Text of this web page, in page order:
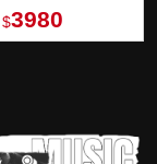
$3980